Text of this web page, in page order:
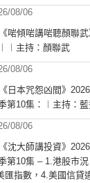
08/06
《啱傾啱講啱聽顏聯
主持：顏聯武
08/06
《日本咒怨凶間》
第10集：︱主持：藍
08/06
《沈大師講投資》
第10集 – 1.港股市況
匯指數，4.美國信貸